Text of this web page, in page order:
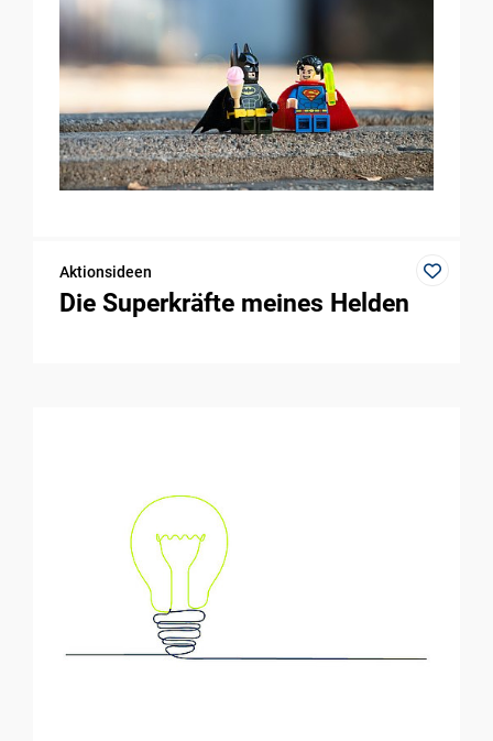
Aktionsideen
Die Superkräfte meines Helden